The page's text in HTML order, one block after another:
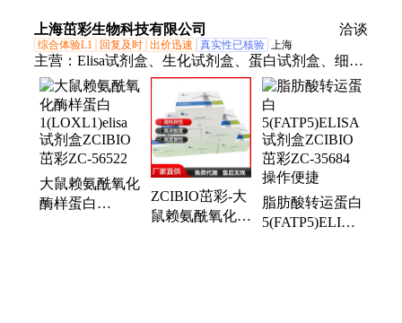
ELISA试剂盒
ELISA试剂盒
上海茁彩生物科技有限公司 洽谈
综合体验L1 回复及时 出价迅速 真实性已核验 上海
主营： Elisa试剂盒、生化试剂盒、蛋白试剂盒、细胞
试剂盒
大鼠赖氨酰氧化
酶样蛋白
ZCIBIO茁彩-大
鼠赖氨酰氧化酶
脂肪酸转运蛋白
5(FATP5)ELISA